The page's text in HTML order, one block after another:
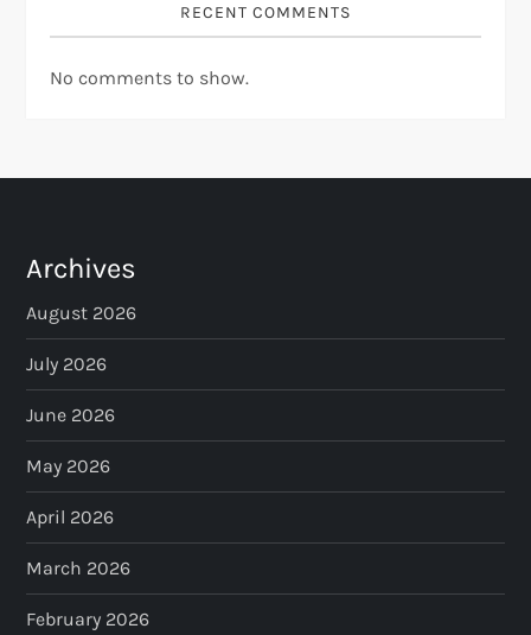
RECENT COMMENTS
No comments to show.
Archives
August 2026
July 2026
June 2026
May 2026
April 2026
March 2026
February 2026